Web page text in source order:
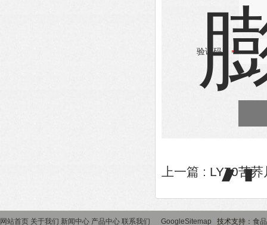
验证码：
上一篇 : LY70苦
网站首页 关于我们 新闻中心 产品中心 联系我们 GoogleSitemap 技术支持： 食